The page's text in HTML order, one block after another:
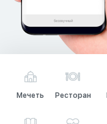
Мечеть Ресторан